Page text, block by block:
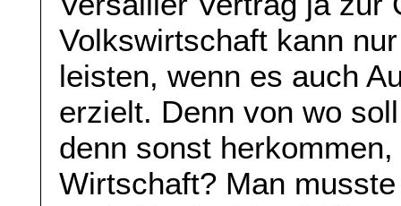
Volkswirtschaft kann
leisten, wenn es auch
erzielt. Denn von wo
denn sonst
Wirtschaft? Man